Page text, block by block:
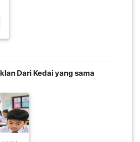
Dari Kedai yang sama